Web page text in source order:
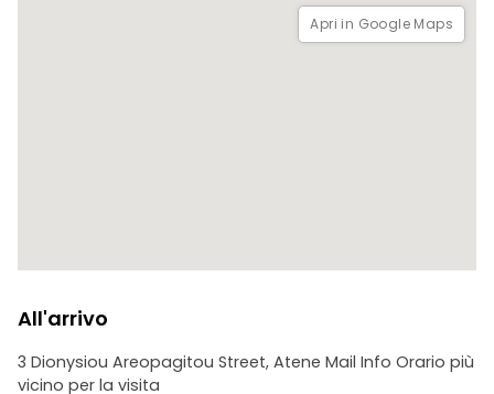
Apri in Google Maps
All'arrivo
3 Dionysiou Areopagitou Street, Atene Mail Info Orario più
vicino per la visita